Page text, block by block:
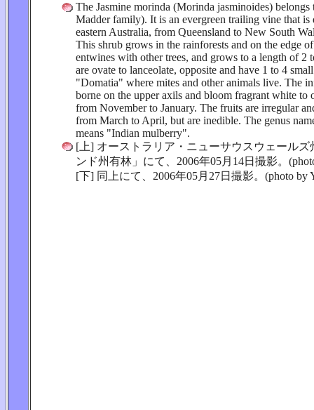
The Jasmine morinda (Morinda jasminoides) belongs
Madder family). It is an evergreen trailing vine that is
eastern Australia, from Queensland to New South
This shrub grows in the rainforests and on the edge
entwines with other trees, and grows to a length of 2
are ovate to lanceolate, opposite and have 1 to 4
"Domatia" where mites and other animals live. The
borne on the upper axils and bloom fragrant white to
from November to January. The fruits are irregular
from March to April, but are inedible. The genus
means "Indian mulberry".
[上] オーストラリア・ニューサウスウェールズ
ンド州有林」にて、2006年05月14日撮影。
[下] 同上にて、2006年05月27日撮影。(photo by